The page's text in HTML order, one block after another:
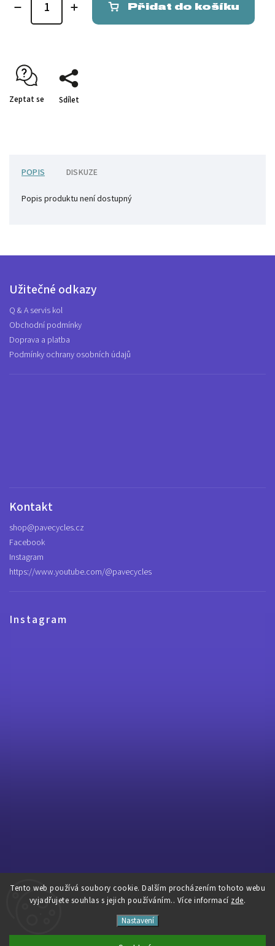
Tento web používá soubory cookie. Dalším procházením tohoto webu
vyjadřujete souhlas s jejich používáním.. Více informací zde.
Nastavení
Přidat do košíku
Zeptat se Sdílet
POPIS DISKUZE
Popis produktu není dostupný
Užitečné odkazy
Q & A servis kol
Obchodní podmínky
Doprava a platba
Podmínky ochrany osobních údajů
Kontakt
shop@pavecycles.cz
Facebook
Instagram
https://www.youtube.com/@pavecycles
Instagram
Sledovat na Instagramu
Pavé Cycles. Všechna práva vyhrazena.